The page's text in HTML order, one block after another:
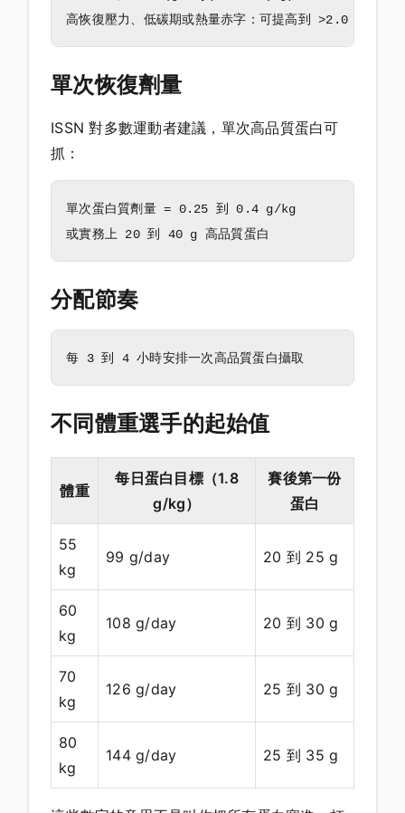
單次恢復劑量
ISSN 對多數運動者建議，單次高品質蛋白可
抓：
單次蛋白質劑量 = 0.25 到 0.4 g/kg
分配節奏
不同體重選手的起始值
體重
每日蛋白目標（1.8
g/kg）
賽後第一份
蛋白
55
kg
99 g/day 20 到 25 g
60
kg
108 g/day 20 到 30 g
70
kg
126 g/day 25 到 30 g
80
kg
144 g/day 25 到 35 g